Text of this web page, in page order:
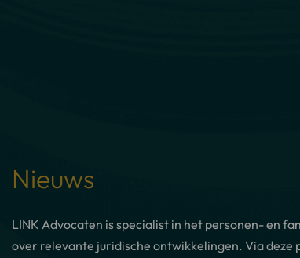
Nieuws
LINK Advocaten is specialist in het personen- en
over relevante juridische ontwikkelingen. Via deze